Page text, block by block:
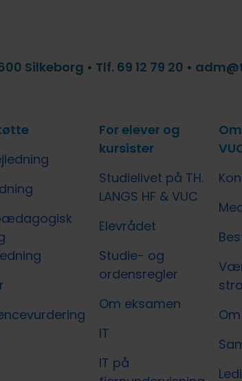
Silkeborg • Tlf. 69 12 79 20 •
For elever og
kursister
Studielivet på TH.
LANGS HF & VUC
Elevrådet
Studie- og
ordensregler
Om eksamen
IT
IT på